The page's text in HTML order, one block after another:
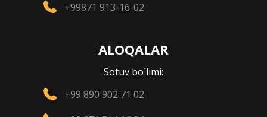
+99871 913-16-02
ALOQALAR
Sotuv bo`limi:
+99 890 902 71 02